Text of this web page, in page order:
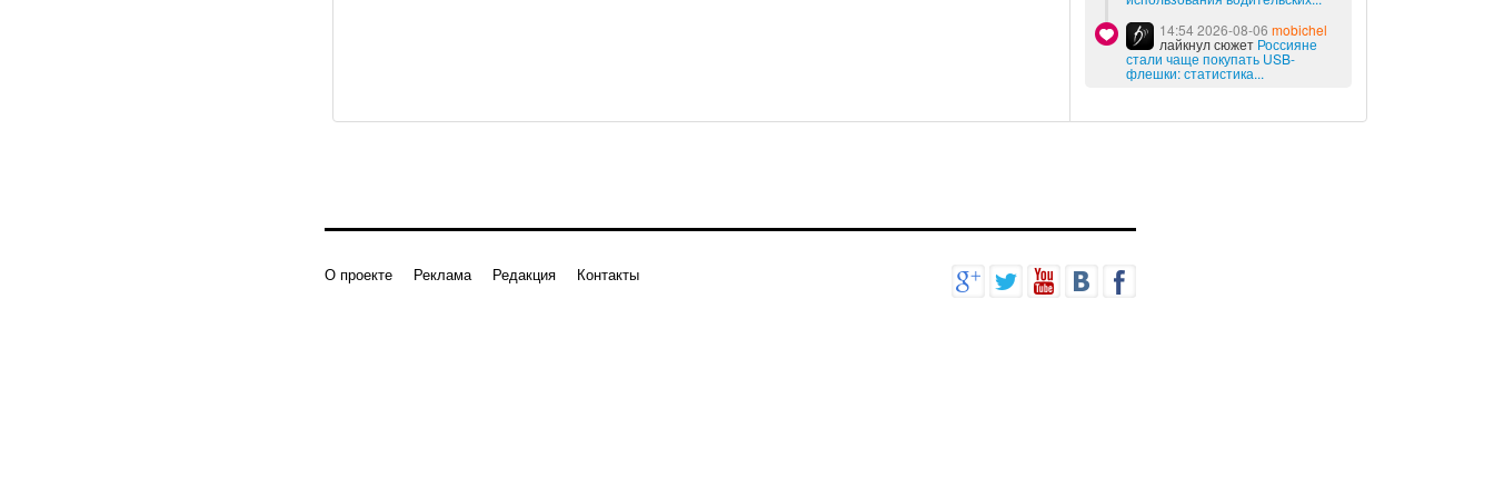
14:54 2026-08-06 mobichel
лайкнул сюжет Россияне
стали чаще покупать USB-
флешки: статистика...
О проекте Реклама Редакция Контакты